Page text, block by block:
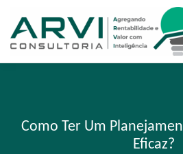
Como Ter Um
Eficaz?